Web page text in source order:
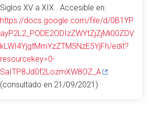
Vigilar
Siglos XV a XIX.. Accesible en:
https://docs.google.com/file/d/0B1YP
ayP2L2_PODE2ODIzZWYtZjZjMi00ZDV
kLWI4YjgtMmYzZTM5NzE5YjFh/edit?
resourcekey=0-
SaITP8Jd0f2LozmXW8OZ_A
(consultado en 21/09/2021)